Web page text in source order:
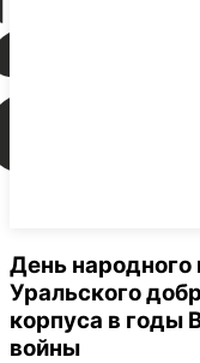
День
Уральского
корпуса в годы
войны